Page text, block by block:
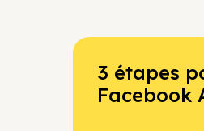
3 étapes
Facebook